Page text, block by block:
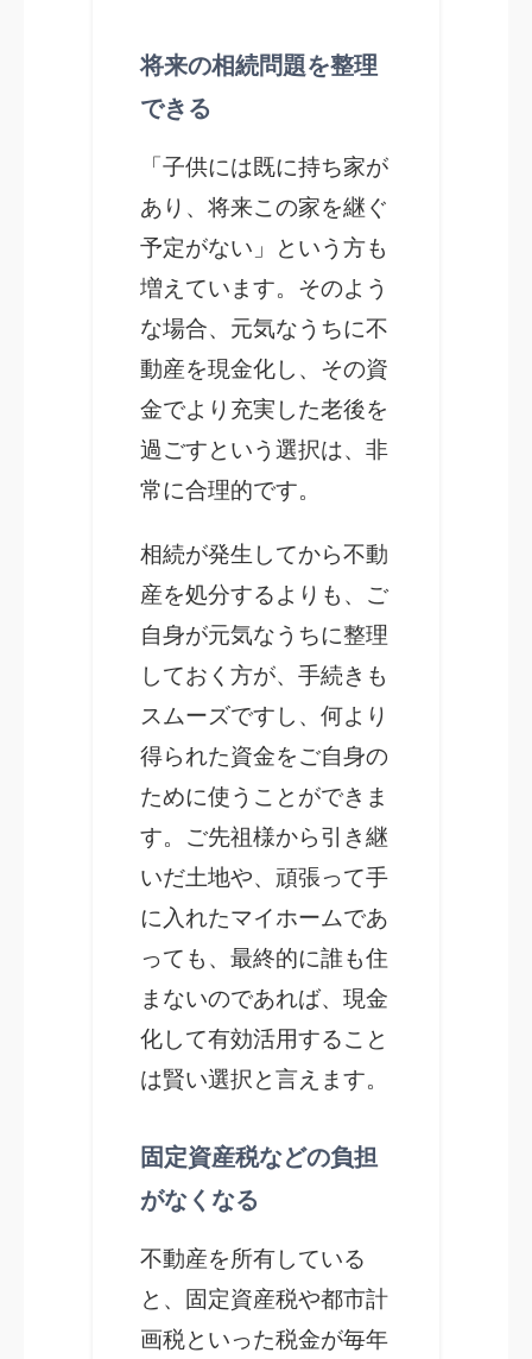
将来の相続問題を整理
できる
「子供には既に持ち家が
あり、将来この家を継ぐ
予定がない」という方も
増えています。そのよう
な場合、元気なうちに不
動産を現金化し、その資
金でより充実した老後を
過ごすという選択は、非
常に合理的です。
相続が発生してから不動
産を処分するよりも、ご
自身が元気なうちに整理
しておく方が、手続きも
スムーズですし、何より
得られた資金をご自身の
ために使うことができま
す。ご先祖様から引き継
いだ土地や、頑張って手
に入れたマイホームであ
っても、最終的に誰も住
まないのであれば、現金
化して有効活用すること
は賢い選択と言えます。
固定資産税などの負担
がなくなる
不動産を所有している
と、固定資産税や都市計
画税といった税金が毎年